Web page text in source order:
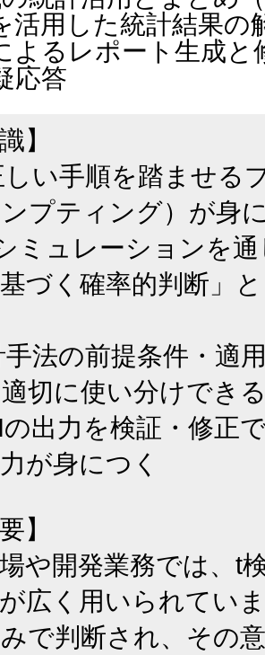
用した統計結果の
るレポート生成と
答
】
い手順を踏ませる
プティング）が身
ミュレーションを通
基づく確率的判断」
法の前提条件・適
切に使い分けでき
出力を検証・修正
が身につく
】
や開発業務では、t
広く用いられてい
で判断され、その